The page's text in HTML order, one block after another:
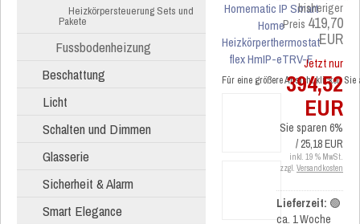
Heizkörpersteuerung Sets und
Pakete
Fussbodenheizung
Beschattung
Licht
Schalten und Dimmen
Glasserie
Sicherheit & Alarm
Smart Elegance
Für eine größere Ansicht klicken
bisheriger
Preis 419,70
EUR
Jetzt nur
394,52
EUR
Sie sparen 6%
/ 25,18 EUR
inkl. 19 % MwSt.
zzgl. Versandkosten
Lieferzeit: 🟢
ca. 1 Woche